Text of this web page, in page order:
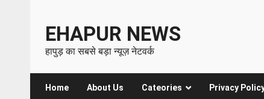
EHAPUR NEWS
हापुड़ का सबसे बड़ा न्यूज़ नेटवर्क
Home About Us Cateories Privacy